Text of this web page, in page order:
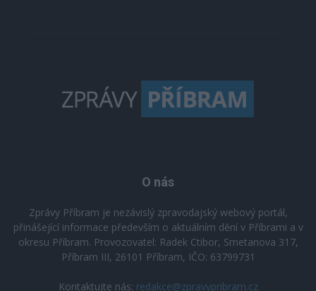
O nás
Zprávy Příbram je nezávislý zpravodajský webový portál,
přinášející informace především o aktuálním dění v Příbrami a v
okresu Příbram. Provozovatel: Radek Ctibor, Smetanova 317,
Příbram III, 26101 Příbram, IČO: 63799731
Kontaktujte nás: redakce@zpravypribram.cz